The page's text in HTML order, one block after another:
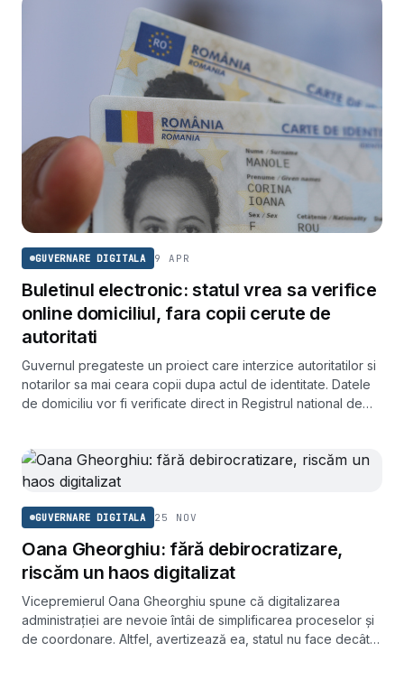
GUVERNARE DIGITALA 9 APR
Buletinul electronic: statul vrea sa verifice
online domiciliul, fara copii cerute de
autoritati
Guvernul pregateste un proiect care interzice autoritatilor si
notarilor sa mai ceara copii dupa actul de identitate. Datele
de domiciliu vor fi verificate direct in Registrul national de
GUVERNARE DIGITALA 25 NOV
Oana Gheorghiu: fără debirocratizare,
riscăm un haos digitalizat
Vicepremierul Oana Gheorghiu spune că digitalizarea
administrației are nevoie întâi de simplificarea proceselor și
de coordonare. Altfel, avertizează ea, statul nu face decât